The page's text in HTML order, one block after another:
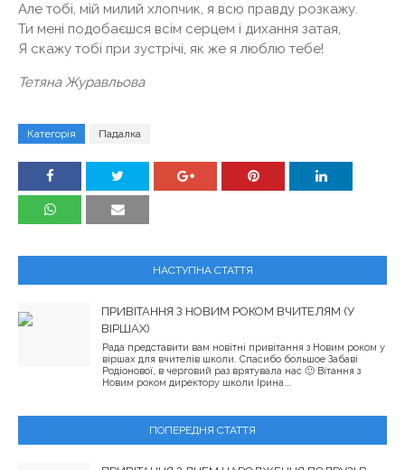
Але тобі, мій милий хлопчик, я всю правду розкажу.
Ти мені подобаєшся всім серцем і дихання затая,
Я скажу тобі при зустрічі, як же я люблю тебе!
Тетяна Журавльова
Категорія Падалка
НАСТУПНА СТАТТЯ
ПРИВІТАННЯ З НОВИМ РОКОМ ВЧИТЕЛЯМ (У
ВІРШАХ)
Рада представити вам новітні привітання з Новим роком у
віршах для вчителів школи. Спасибо большое Забаві
Родіонової, в черговий раз врятувала нас 🙂 Вітання з
Новим роком директору школи Ірина...
ПОПЕРЕДНЯ СТАТТЯ